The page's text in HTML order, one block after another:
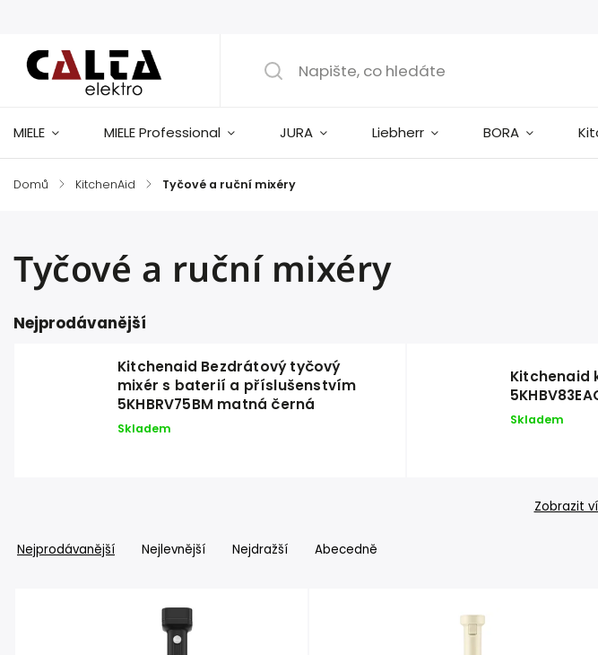
MIELE MIELE Professional JURA Liebherr BORA
Domů / KitchenAid / Tyčové a ruční mixéry
Tyčové a ruční mixéry
Nejprodávanější
Kitchenaid Bezdrátový tyčový
mixér s baterií a příslušenstvím
5KHBRV75BM matná černá
Skladem
Kitchenaid
Skladem
Zobrazit
Nejprodávanější Nejlevnější Nejdražší Abecedně